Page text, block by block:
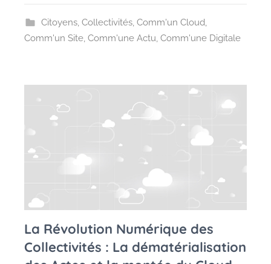
Citoyens, Collectivités, Comm'un Cloud,
Comm'un Site, Comm'une Actu, Comm'une Digitale
La Révolution Numérique des
Collectivités : La dématérialisation